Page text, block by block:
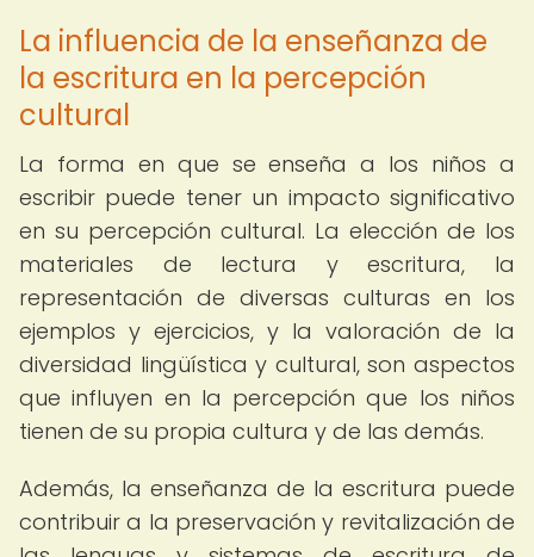
La influencia de la enseñanza de
la escritura en la percepción
cultural
La forma en que se enseña a los niños a
escribir puede tener un impacto significativo
en su percepción cultural. La elección de los
materiales de lectura y escritura, la
representación de diversas culturas en los
ejemplos y ejercicios, y la valoración de la
diversidad lingüística y cultural, son aspectos
que influyen en la percepción que los niños
tienen de su propia cultura y de las demás.
Además, la enseñanza de la escritura puede
contribuir a la preservación y revitalización de